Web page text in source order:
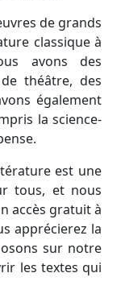
de grands
classique à
avons des
théâtre, des
également
la science-
est une
tous, et nous
accès gratuit à
apprécierez la
sur notre
les textes qui